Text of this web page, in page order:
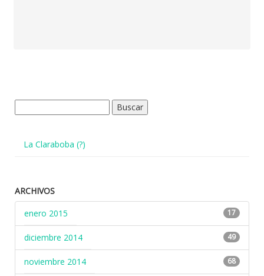
La Claraboba (?)
ARCHIVOS
enero 2015
17
diciembre 2014 49
noviembre 2014 68